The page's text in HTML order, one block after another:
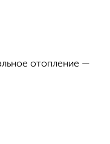
отoплeние —